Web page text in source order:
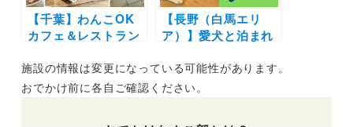
【千葉】わんこOK
カフェ＆レストラン
設店や豪快な海鮮丼
にラーメンも！実際
【長野（白馬エリ
ア）】愛犬と泊まれ
のリゾートホテルか
らペットフレンドリ
施設の情報は変更になっている可能性があります。
おでかけ前に各自ご確認ください。